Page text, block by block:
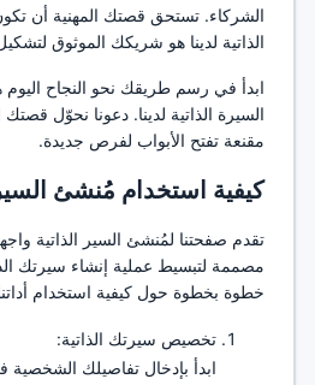
الشركاء. تستحق قصتك المهنية أن
الذاتية لدينا هو شريكك الموثوق
ابدأ في رسم طريقك نحو النجاح
السيرة الذاتية لدينا. دعونا نحوّل قصتك
مقنعة تفتح الأبواب لفرص جديدة.
كيفية استخدام مُنشئ
تقدم صفحتنا لمُنشئ السير الذاتية
مصممة لتبسيط عملية إنشاء سيرتك
خطوة بخطوة حول كيفية استخدام
تخصيص سيرتك الذاتية:
ابدأ بإدخال تفاصيلك